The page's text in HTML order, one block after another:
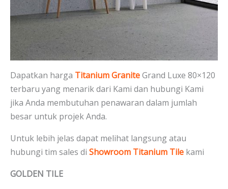
Dapatkan harga Titanium GraniteGrand Luxe 80×120
terbaru yang menarik dari Kami dan hubungi Kami
jika Anda membutuhan penawaran dalam jumlah
besar untuk projek Anda.
Untuk lebih jelas dapat melihat langsung atau
hubungi tim sales di Showroom Titanium Tile kami
GOLDEN TILE